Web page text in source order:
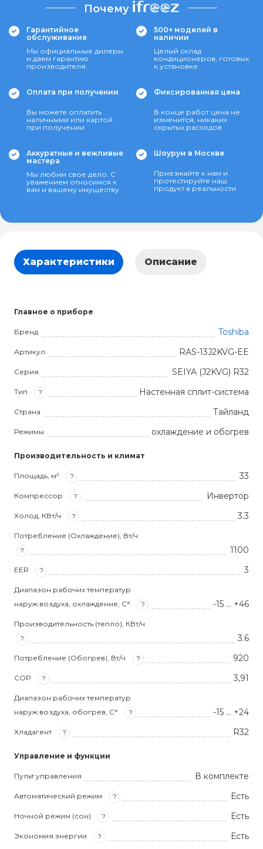
Почему
Гарантийное
обслуживание
Мы официальные дилеры
и даем гарантию
производителя
500+ моделей в
наличии
Целый склад
кондиционеров, готовых
к установке
Оплата при получении
Вы можете оплатить
наличными или картой
при получении
Фиксированная цена
В конце работ цена не
изменится, никаких
скрытых расходов
Аккуратные и вежливые
мастера
Мы любим свое дело. С
уважением относимся к
вам и вашему имуществу
Шоурум в Москве
Приезжайте к нам и
протестируйте наш
продукт в реальности
Характеристики Описание
Главное о приборе
Бренд Toshiba
Артикул RAS-13J2KVG-EE
Серия SEIYA (J2KVG) R32
Тип ? Настенная сплит-система
Страна Тайланд
Режимы охлаждение и обогрев
Производительность и климат
Площадь, м² ? 33
Компрессор ? Инвертор
Холод, КВт/ч ? 3.3
Потребление (Охлаждение), Вт/ч
?
1100
EER ? 3
Диапазон рабочих температур
наруж.воздуха, охлаждение, С°
? -15 … +46
Производительность (тепло), КВт/ч
?
3.6
Потребление (Обогрев), Вт/ч ? 920
COP ? 3,91
Диапазон рабочих температур
наруж.воздуха, обогрев, С°
? -15 … +24
Хладагент ? R32
Управление и функции
Пульт управления В комплекте
Автоматический режим ? Есть
Ночной режим (сон) ? Есть
Экономия энергии ? Есть